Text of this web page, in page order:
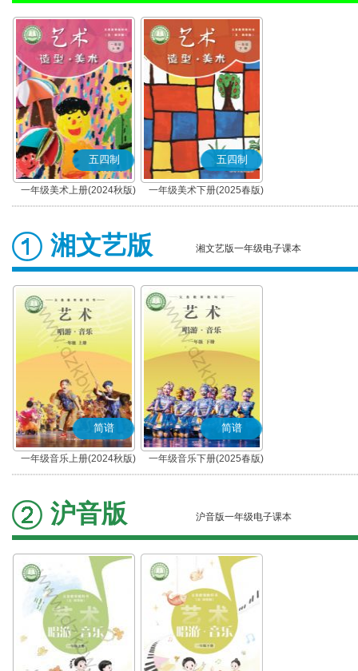
五四制
一年级美术上册(2024秋版)
五四制
一年级美术下册(2025春版)
湘文艺版 湘文艺版一年级电子课本
简谱
一年级音乐上册(2024秋版)
(简谱)
简谱
一年级音乐下册(2025春版)
(简谱)
沪音版 沪音版一年级电子课本